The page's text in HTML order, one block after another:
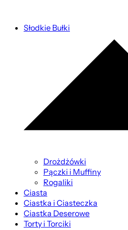
Słodkie Bułki
Drożdżówki
Pączki i Muffiny
Rogaliki
Ciasta
Ciastka i Ciasteczka
Ciastka Deserowe
Torty i Torciki